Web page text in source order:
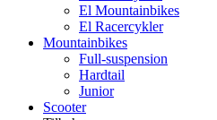
El Mountainbikes
El Racercykler
Mountainbikes
Full-suspension
Hardtail
Junior
Scooter